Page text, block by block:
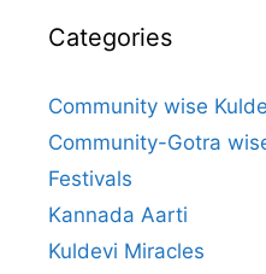
Categories
Community wise
Community-Gotra
Festivals
Kannada Aarti
Kuldevi Miracles